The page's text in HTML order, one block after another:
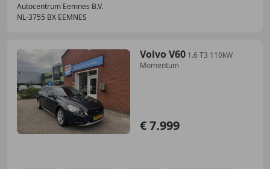
Autocentrum Eemnes B.V.
NL-3755 BX EEMNES
Volvo V60 1.6 T3 110kW
Momentum
€ 7.999